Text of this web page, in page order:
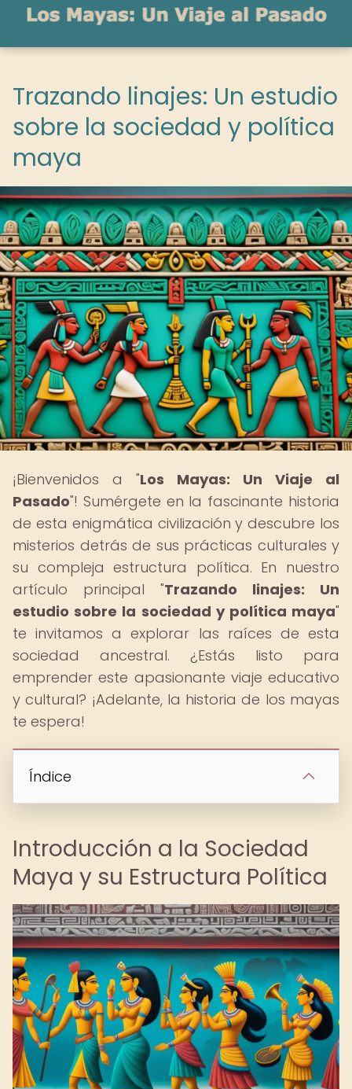
Trazando linajes: Un estudio
sobre la sociedad y política
maya
¡Bienvenidos a "Los Mayas: Un Viaje al
Pasado"! Sumérgete en la fascinante historia
de esta enigmática civilización y descubre los
misterios detrás de sus prácticas culturales y
su compleja estructura política. En nuestro
artículo principal "Trazando linajes: Un
estudio sobre la sociedad y política maya"
te invitamos a explorar las raíces de esta
sociedad ancestral. ¿Estás listo para
emprender este apasionante viaje educativo
y cultural? ¡Adelante, la historia de los mayas
te espera!
Índice
Introducción a la Sociedad
Maya y su Estructura Política